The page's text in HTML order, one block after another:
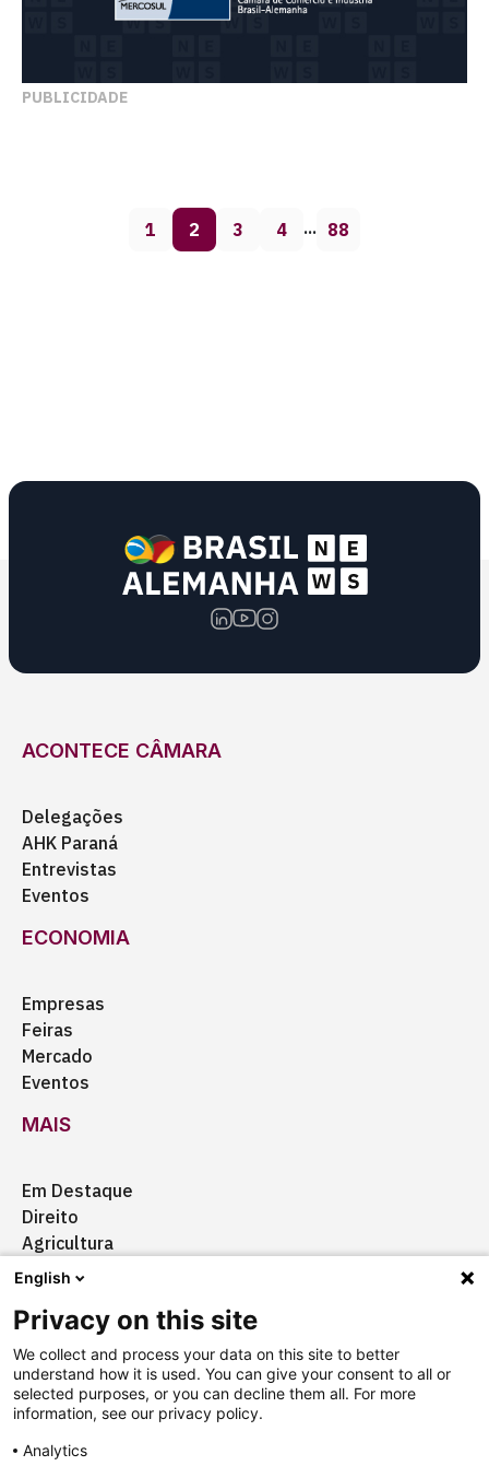
PUBLICIDADE
1 2 3 4 … 88
ACONTECE CÂMARA
Delegações
AHK Paraná
Entrevistas
Eventos
ECONOMIA
Empresas
Feiras
Mercado
Eventos
MAIS
Em Destaque
Direito
Agricultura
Certificação
Aquisições
English
Privacy on this site
We collect and process your data on this site to better
understand how it is used. You can give your consent to all or
selected purposes, or you can decline them all. For more
information, see our privacy policy.
Analytics